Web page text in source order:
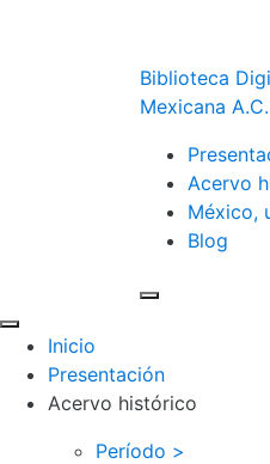
Biblioteca
Mexicana A.C.
Acervo
México,
Blog
Inicio
Presentación
Acervo histórico
Período >